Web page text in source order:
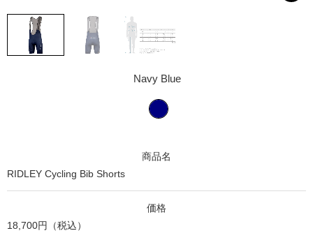
Navy Blue
商品名
RIDLEY Cycling Bib Shorts
価格
18,700円（税込）